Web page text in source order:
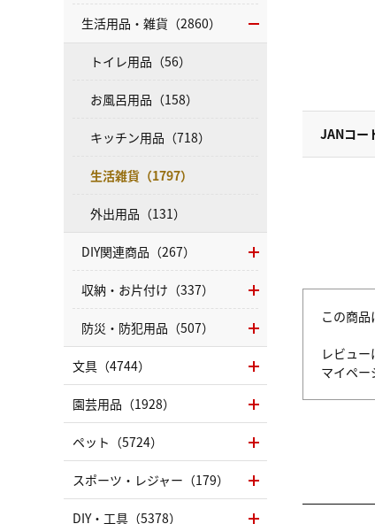
JANコー
この商品
レビュ
マイペー
生活用品・雑貨（2860）
トイレ用品（56）
お風呂用品（158）
キッチン用品（718）
生活雑貨（1797）
外出用品（131）
DIY関連商品（267）
収納・お片付け（337）
防災・防犯用品（507）
文具（4744）
園芸用品（1928）
ペット（5724）
スポーツ・レジャー（179）
DIY・工具（5378）